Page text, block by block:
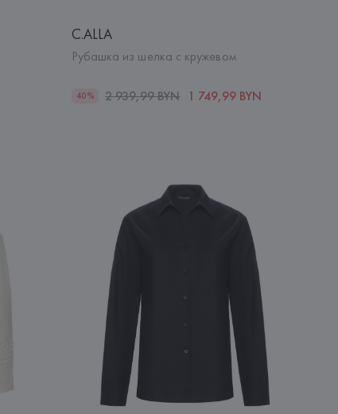
C.ALLA
Рубашка из шелка с кружевом
40% 2 939,99 BYN 1 749,99 BYN